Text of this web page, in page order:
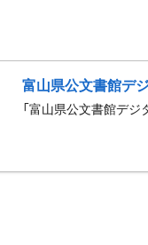
富山県公文書館デ
「富山県公文書館デジ